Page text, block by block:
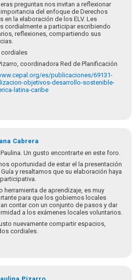
preguntas nos invitan a reflexionar
del enfoque de Derechos
en la elaboración de los ELV. Les
cordialmente a participar escribiendo
reflexiones, compartiendo sus
coordinadora Red de Planificación
es/publicaciones/69131-
objetivos-desarrollo-sostenible-
latina-caribe
Cabrera
Un gusto encontrarte en este foro.
oportunidad de estar el la presentación
y resaltamos que su elaboración haya
herramienta de aprendizaje, es muy
para que los gobiernos locales
contar con un conjunto de pasos y dar
a los exámenes locales voluntarios.
nuevamente compartir espacios,
cordiales.